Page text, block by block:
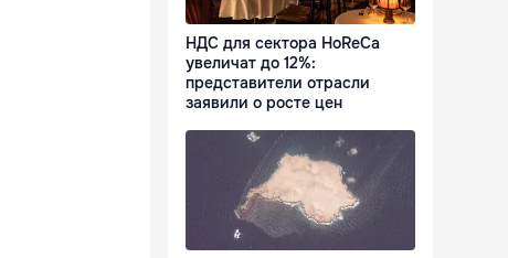
НДС для сектора HoReCa
увеличат до 12%:
представители отрасли
заявили о росте цен